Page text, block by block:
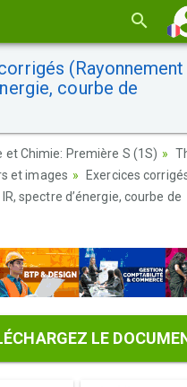
(Rayonnement
courbe de
et Chimie: Première S (1S)
et images
Exercices
spectre d’énergie, courbe de
LE